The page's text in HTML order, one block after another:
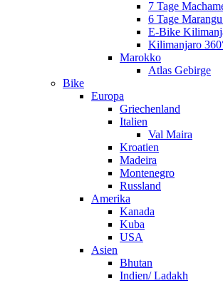
7 Tage
6 Tage
E-Bike
Kilimanjaro
Marokko
Atlas Gebirge
Bike
Europa
Griechenland
Italien
Val Maira
Kroatien
Madeira
Montenegro
Russland
Amerika
Kanada
Kuba
USA
Asien
Bhutan
Indien/ Ladakh